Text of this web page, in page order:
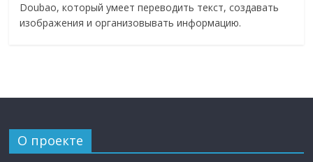
Doubao, который умеет переводить текст, создавать
изображения и организовывать информацию.
О проекте